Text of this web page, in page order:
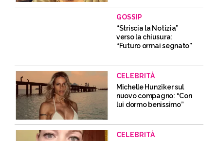
GOSSIP
“Striscia la Notizia”
verso la chiusura:
“Futuro ormai segnato”
CELEBRITÀ
Michelle Hunziker sul
nuovo compagno: “Con
lui dormo benissimo”
CELEBRITÀ